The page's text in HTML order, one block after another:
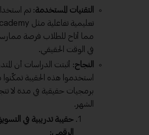
التقنيات المستخدمة: تم
مما أتاح للطلاب فرصة
في الوقت الحقيقي.
النجاح: أثبتت الدراسات أن
استخدموا هذه الحقيبة
برمجيات حقيقية في مدة لا
الشهر.
حقيبة تدريبية في
الرقمي: